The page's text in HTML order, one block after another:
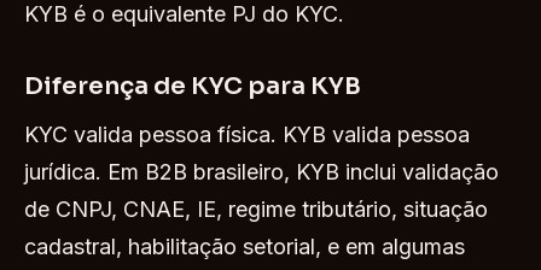
KYB é o equivalente PJ do KYC.
Diferença de KYC para KYB
KYC valida pessoa física. KYB valida pessoa
jurídica. Em B2B brasileiro, KYB inclui validação
de CNPJ, CNAE, IE, regime tributário, situação
cadastral, habilitação setorial, e em algumas